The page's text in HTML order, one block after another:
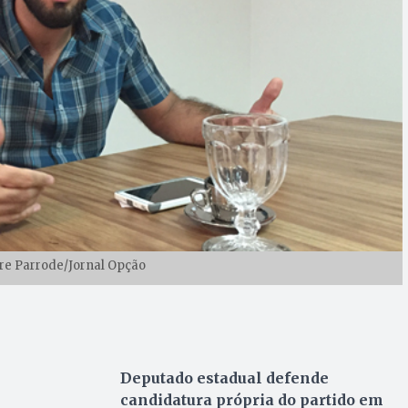
Parrode/Jornal Opção
Deputado estadual defende
candidatura própria do partido em